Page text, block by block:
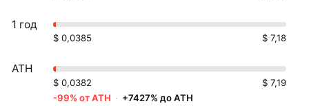
1 год
$ 0,0385 $ 7,18
ATH
$ 0,0382
$ 7,19
-99% от ATH · +7427% до ATH